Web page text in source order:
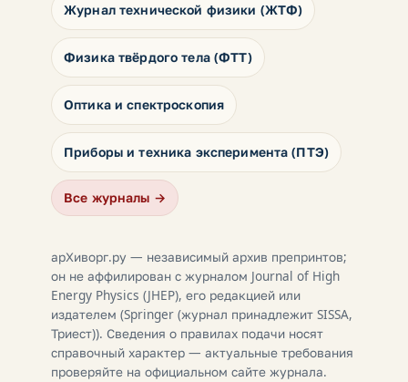
Журнал технической физики (ЖТФ)
Физика твёрдого тела (ФТТ)
Оптика и спектроскопия
Приборы и техника эксперимента (ПТЭ)
Все журналы →
арХиворг.ру — независимый архив препринтов;
он не аффилирован с журналом Journal of High
Energy Physics (JHEP), его редакцией или
издателем (Springer (журнал принадлежит SISSA,
Триест)). Сведения о правилах подачи носят
справочный характер — актуальные требования
проверяйте на официальном сайте журнала.